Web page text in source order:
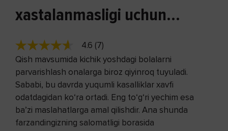
xastalanmasligi uchun...
4.6 (7)
Qish mavsumida kichik yoshdagi bolalarni
parvarishlash onalarga biroz qiyinroq tuyuladi.
Sababi, bu davrda yuqumli kasalliklar xavfi
odatdagidan ko‘ra ortadi. Eng to‘g‘ri yechim esa
ba’zi maslahatlarga amal qilishdir. Ana shunda
farzandingizning salomatligi borasida